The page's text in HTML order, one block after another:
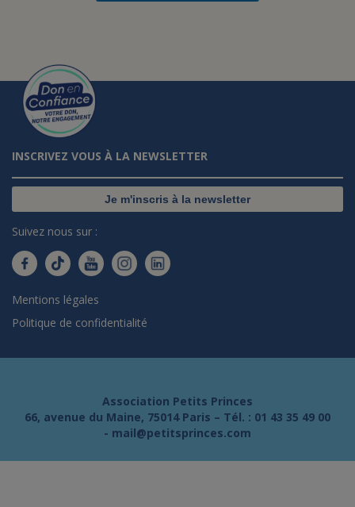
INSCRIVEZ VOUS À LA NEWSLETTER
Je m'inscris à la newsletter
Suivez nous sur :
Mentions légales
Politique de confidentialité
Association Petits Princes
66, avenue du Maine, 75014 Paris – Tél. : 01 43 35 49 00
- mail@petitsprinces.com